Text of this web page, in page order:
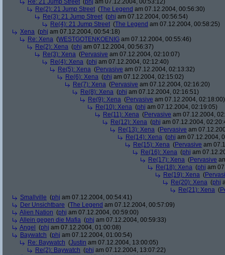
Re: 21 Jump Street (phj am 07.12.2004, 00:53:12)
Re(2): 21 Jump Street (The Legend am 07.12.2004, 00:56:30)
Re(3): 21 Jump Street (phj am 07.12.2004, 00:56:54)
Re(4): 21 Jump Street (The Legend am 07.12.2004, 00:58:25)
Xena (phj am 07.12.2004, 00:54:18)
Re: Xena (WESTGOTENKOENIG am 07.12.2004, 00:55:46)
Re(2): Xena (phj am 07.12.2004, 00:56:37)
Re(3): Xena (Pervasive am 07.12.2004, 02:10:07)
Re(4): Xena (phj am 07.12.2004, 02:12:40)
Re(5): Xena (Pervasive am 07.12.2004, 02:13:32)
Re(6): Xena (phj am 07.12.2004, 02:15:02)
Re(7): Xena (Pervasive am 07.12.2004, 02:16:20)
Re(8): Xena (phj am 07.12.2004, 02:16:51)
Re(9): Xena (Pervasive am 07.12.2004, 02:18:00)
Re(10): Xena (phj am 07.12.2004, 02:19:05)
Re(11): Xena (Pervasive am 07.12.2004,
Re(12): Xena (phj am 07.12.2004,
Re(13): Xena (Pervasive am
Re(14): Xena (phj am 07.12.2004,
Re(15): Xena (Pervasive am
Re(16): Xena (phj am
Re(17): Xena (Pervasive
Re(18): Xena (phj am
Re(19): Xena (
Re(20): Xena (phj
Re(21): Xena (
Smallville (phj am 07.12.2004, 00:54:41)
Der Unsichtbare (The Legend am 07.12.2004, 00:57:09)
Alien Nation (phj am 07.12.2004, 00:59:00)
Allein gegen die Mafia (phj am 07.12.2004, 00:59:33)
Angel
(phj am 07.12.2004, 01:00:08)
Baywatch (phj am 07.12.2004, 01:00:54)
Re: Baywatch (Justin am 07.12.2004, 13:00:05)
Re(2): Baywatch (phj am 07.12.2004, 13:07:22)